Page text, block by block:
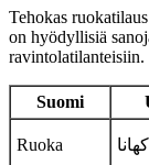
Tehokas
on hyödyllisiä
ravintolatilanteisiin.
Suomi
Ruoka کھانا